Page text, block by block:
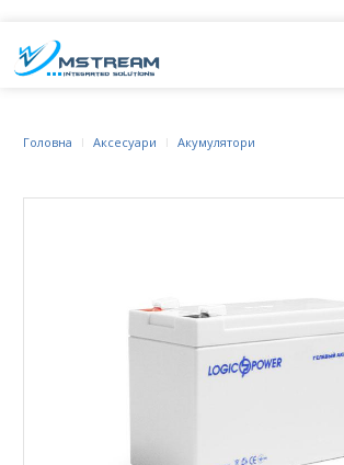
Головна Аксесуари Акумулятори